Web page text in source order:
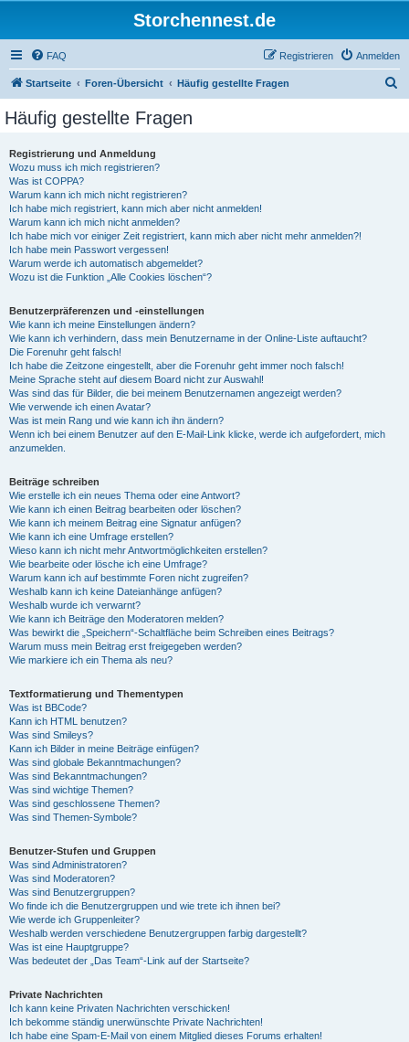
Storchennest.de
FAQ Anmelden
Registrieren
Startseite Foren-Übersicht Häufig gestellte Fragen
Häufig gestellte Fragen
Registrierung und Anmeldung
Wozu muss ich mich registrieren?
Was ist COPPA?
Warum kann ich mich nicht registrieren?
Ich habe mich registriert, kann mich aber nicht anmelden!
Warum kann ich mich nicht anmelden?
Ich habe mich vor einiger Zeit registriert, kann mich aber nicht mehr anmelden?!
Ich habe mein Passwort vergessen!
Warum werde ich automatisch abgemeldet?
Wozu ist die Funktion „Alle Cookies löschen“?
Benutzerpräferenzen und -einstellungen
Wie kann ich meine Einstellungen ändern?
Wie kann ich verhindern, dass mein Benutzername in der Online-Liste auftaucht?
Die Forenuhr geht falsch!
Ich habe die Zeitzone eingestellt, aber die Forenuhr geht immer noch falsch!
Meine Sprache steht auf diesem Board nicht zur Auswahl!
Was sind das für Bilder, die bei meinem Benutzernamen angezeigt werden?
Wie verwende ich einen Avatar?
Was ist mein Rang und wie kann ich ihn ändern?
Wenn ich bei einem Benutzer auf den E-Mail-Link klicke, werde ich aufgefordert, mich
anzumelden.
Beiträge schreiben
Wie erstelle ich ein neues Thema oder eine Antwort?
Wie kann ich einen Beitrag bearbeiten oder löschen?
Wie kann ich meinem Beitrag eine Signatur anfügen?
Wie kann ich eine Umfrage erstellen?
Wieso kann ich nicht mehr Antwortmöglichkeiten erstellen?
Wie bearbeite oder lösche ich eine Umfrage?
Warum kann ich auf bestimmte Foren nicht zugreifen?
Weshalb kann ich keine Dateianhänge anfügen?
Weshalb wurde ich verwarnt?
Wie kann ich Beiträge den Moderatoren melden?
Was bewirkt die „Speichern“-Schaltfläche beim Schreiben eines Beitrags?
Warum muss mein Beitrag erst freigegeben werden?
Wie markiere ich ein Thema als neu?
Textformatierung und Thementypen
Was ist BBCode?
Kann ich HTML benutzen?
Was sind Smileys?
Kann ich Bilder in meine Beiträge einfügen?
Was sind globale Bekanntmachungen?
Was sind Bekanntmachungen?
Was sind wichtige Themen?
Was sind geschlossene Themen?
Was sind Themen-Symbole?
Benutzer-Stufen und Gruppen
Was sind Administratoren?
Was sind Moderatoren?
Was sind Benutzergruppen?
Wo finde ich die Benutzergruppen und wie trete ich ihnen bei?
Wie werde ich Gruppenleiter?
Weshalb werden verschiedene Benutzergruppen farbig dargestellt?
Was ist eine Hauptgruppe?
Was bedeutet der „Das Team“-Link auf der Startseite?
Private Nachrichten
Ich kann keine Privaten Nachrichten verschicken!
Ich bekomme ständig unerwünschte Private Nachrichten!
Ich habe eine Spam-E-Mail von einem Mitglied dieses Forums erhalten!